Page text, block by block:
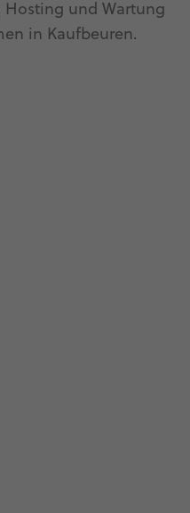
Hosting und Wartung
in Kaufbeuren.